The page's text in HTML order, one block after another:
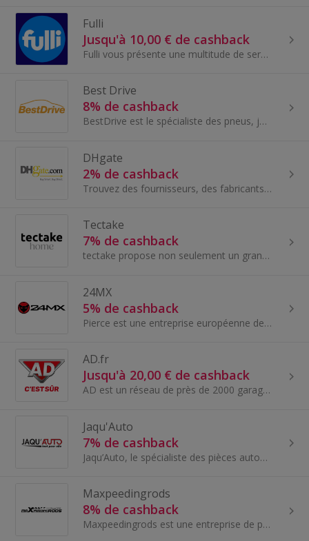
Fulli
Jusqu'à 10,00 € de cashback
Fulli vous présente une multitude de services qui vous suit sur la route, en France et dans le reste de l'Europe : badge télépéage, carte de rechar...
Best Drive
8% de cashback
BestDrive est le spécialiste des pneus, jantes, entretien auto, géométrie, freins, amortisseurs et tous les services d'entretien liés aux voitures...
DHgate
2% de cashback
Trouvez des fournisseurs, des fabricants et des grossistes en Chine pour les meilleurs produits à bas prix de gros : ordinateurs, téléphones portab...
Tectake
7% de cashback
tectake propose non seulement un grand choix de meubles en rotin et de meubles de jardin, mais aussi une large gamme de produits pour les loisirs...
24MX
5% de cashback
Pierce est une entreprise européenne de premier plan dans le domaine du commerce électronique qui commercialise des équipements, des pièces détaché...
AD.fr
Jusqu'à 20,00 € de cashback
AD est un réseau de près de 2000 garages et de carrosseries indépendants, filiale du groupe Autodistribution. Son site AD.fr lui permet de proposer...
Jaqu'Auto
7% de cashback
Jaqu’Auto, le spécialiste des pièces automobiles d’occasions , c’est plus de 50 000 pièces détachées en ligne et en magasin. Commandez en ligne et...
Maxpeedingrods
8% de cashback
Maxpeedingrods est une entreprise de pièces automobiles performantes en ligne qui possède son propre département de recherche, son usine et son équipe